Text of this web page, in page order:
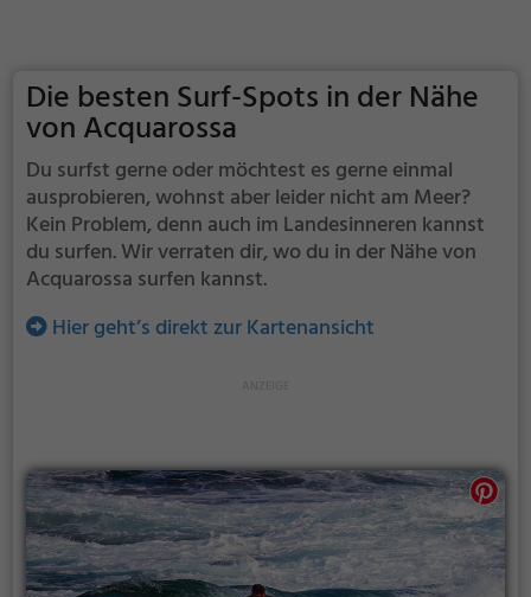
Die besten Surf-Spots in der Nähe
von Acquarossa
Du surfst gerne oder möchtest es gerne einmal
ausprobieren, wohnst aber leider nicht am Meer?
Kein Problem, denn auch im Landesinneren kannst
du surfen. Wir verraten dir, wo du in der Nähe von
Acquarossa surfen kannst.
Hier geht’s direkt zur Kartenansicht